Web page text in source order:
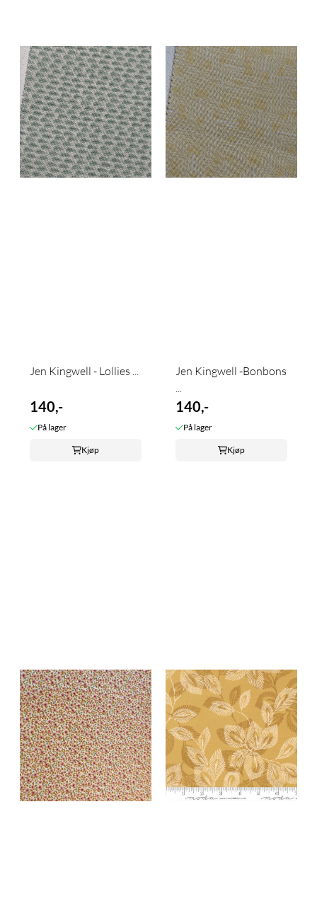
Jen Kingwell - Lollies ...
140,-
På lager
Kjøp
Jen Kingwell -Bonbons
...
140,-
På lager
Kjøp